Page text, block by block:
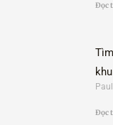
Đọc
Đọc